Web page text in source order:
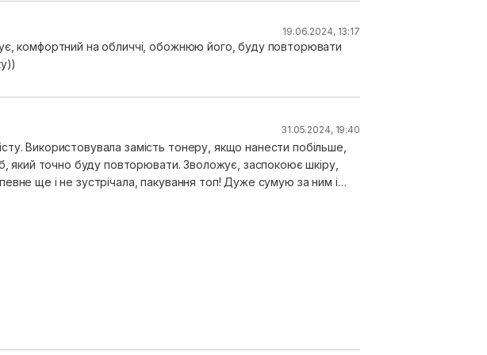
19.06.2024, 13:17
комфортний на обличчі, обожнюю його, буду повторювати
31.05.2024, 19:40
Використовувала замість тонеру, якщо нанести побільше,
повторювати. Зволожує, заспокоює шкіру,
ще і не зустрічала, пакування топ! Дуже сумую за ним і